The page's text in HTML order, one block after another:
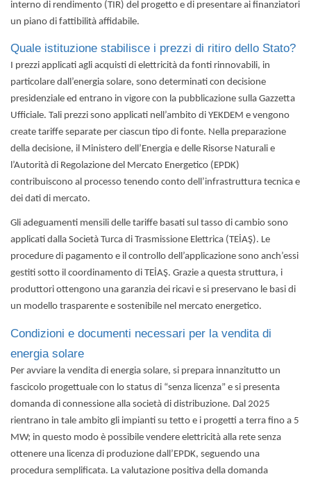
interno di rendimento (TIR) del progetto e di presentare ai finanziatori
un piano di fattibilità affidabile.
Quale istituzione stabilisce i prezzi di ritiro dello Stato?
I prezzi applicati agli acquisti di elettricità da fonti rinnovabili, in
particolare dall’energia solare, sono determinati con decisione
presidenziale ed entrano in vigore con la pubblicazione sulla Gazzetta
Ufficiale. Tali prezzi sono applicati nell’ambito di YEKDEM e vengono
create tariffe separate per ciascun tipo di fonte. Nella preparazione
della decisione, il Ministero dell’Energia e delle Risorse Naturali e
l’Autorità di Regolazione del Mercato Energetico (EPDK)
contribuiscono al processo tenendo conto dell’infrastruttura tecnica e
dei dati di mercato.
Gli adeguamenti mensili delle tariffe basati sul tasso di cambio sono
applicati dalla Società Turca di Trasmissione Elettrica (TEİAŞ). Le
procedure di pagamento e il controllo dell’applicazione sono anch’essi
gestiti sotto il coordinamento di TEİAŞ. Grazie a questa struttura, i
produttori ottengono una garanzia dei ricavi e si preservano le basi di
un modello trasparente e sostenibile nel mercato energetico.
Condizioni e documenti necessari per la vendita di
energia solare
Per avviare la vendita di energia solare, si prepara innanzitutto un
fascicolo progettuale con lo status di “senza licenza” e si presenta
domanda di connessione alla società di distribuzione. Dal 2025
rientrano in tale ambito gli impianti su tetto e i progetti a terra fino a 5
MW; in questo modo è possibile vendere elettricità alla rete senza
ottenere una licenza di produzione dall’EPDK, seguendo una
procedura semplificata. La valutazione positiva della domanda